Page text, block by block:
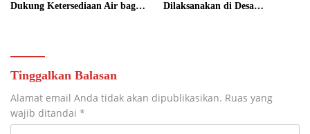
Dukung Ketersediaan Air bagi
Dilaksanakan di Desa
Tinggalkan Balasan
Alamat email Anda tidak akan dipublikasikan. Ruas yang
wajib ditandai *